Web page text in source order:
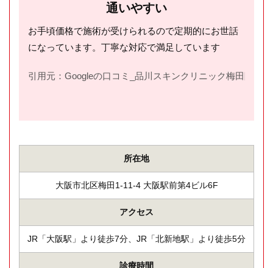
通いやすい
お手頃価格で施術が受けられるので定期的にお世話
になっています。丁寧な対応で満足しています
引用元：Googleの口コミ_品川スキンクリニック梅田院(
所在地
大阪市北区梅田1-11-4 大阪駅前第4ビル6F
アクセス
JR「大阪駅」より徒歩7分、JR「北新地駅」より徒歩5分
診療時間